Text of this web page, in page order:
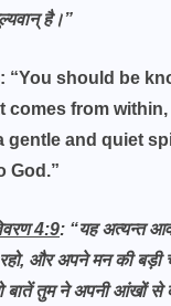
है।”
: “You should be
comes from
gentle and quiet
God.”
4:9: “यह अत्यन्त
और अपने मन की बड़ी
बातें तुम ने अपनी आंखों